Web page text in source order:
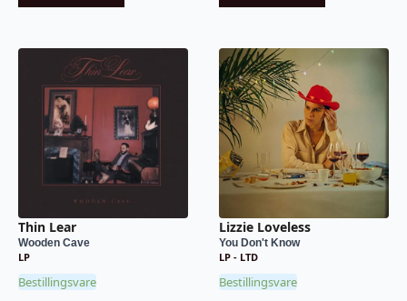
Thin Lear
Wooden Cave
LP
Bestillingsvare
Lizzie Loveless
You Don't Know
LP - LTD
Bestillingsvare